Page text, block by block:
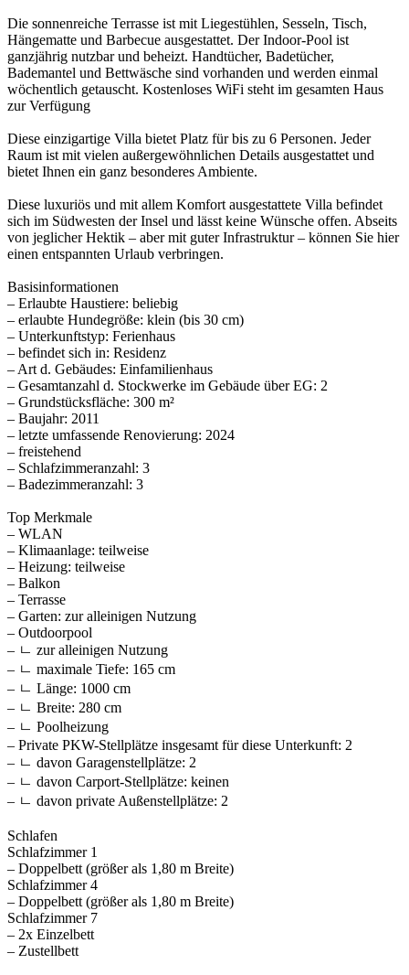
Die sonnenreiche Terrasse ist mit Liegestühlen, Sesseln, Tisch,
Hängematte und Barbecue ausgestattet. Der Indoor-Pool ist
ganzjährig nutzbar und beheizt. Handtücher, Badetücher,
Bademantel und Bettwäsche sind vorhanden und werden einmal
wöchentlich getauscht. Kostenloses WiFi steht im gesamten Haus
zur Verfügung
Diese einzigartige Villa bietet Platz für bis zu 6 Personen. Jeder
Raum ist mit vielen außergewöhnlichen Details ausgestattet und
bietet Ihnen ein ganz besonderes Ambiente.
Diese luxuriös und mit allem Komfort ausgestattete Villa befindet
sich im Südwesten der Insel und lässt keine Wünsche offen. Abseits
von jeglicher Hektik – aber mit guter Infrastruktur – können Sie hier
einen entspannten Urlaub verbringen.
Basisinformationen
– Erlaubte Haustiere: beliebig
– erlaubte Hundegröße: klein (bis 30 cm)
– Unterkunftstyp: Ferienhaus
– befindet sich in: Residenz
– Art d. Gebäudes: Einfamilienhaus
– Gesamtanzahl d. Stockwerke im Gebäude über EG: 2
– Grundstücksfläche: 300 m²
– Baujahr: 2011
– letzte umfassende Renovierung: 2024
– freistehend
– Schlafzimmeranzahl: 3
– Badezimmeranzahl: 3
Top Merkmale
– WLAN
– Klimaanlage: teilweise
– Heizung: teilweise
– Balkon
– Terrasse
– Garten: zur alleinigen Nutzung
– Outdoorpool
– ㄴ zur alleinigen Nutzung
– ㄴ maximale Tiefe: 165 cm
– ㄴ Länge: 1000 cm
– ㄴ Breite: 280 cm
– ㄴ Poolheizung
– Private PKW-Stellplätze insgesamt für diese Unterkunft: 2
– ㄴ davon Garagenstellplätze: 2
– ㄴ davon Carport-Stellplätze: keinen
– ㄴ davon private Außen­stellplätze: 2
Schlafen
Schlafzimmer 1
– Doppelbett (größer als 1,80 m Breite)
Schlafzimmer 4
– Doppelbett (größer als 1,80 m Breite)
Schlafzimmer 7
– 2x Einzelbett
– Zustellbett